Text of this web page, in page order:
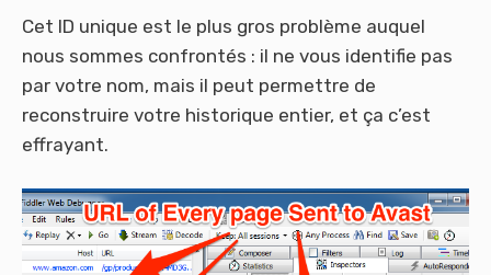
Cet ID unique est le plus gros problème auquel
nous sommes confrontés : il ne vous identifie pas
par votre nom, mais il peut permettre de
reconstruire votre historique entier, et ça c’est
effrayant.